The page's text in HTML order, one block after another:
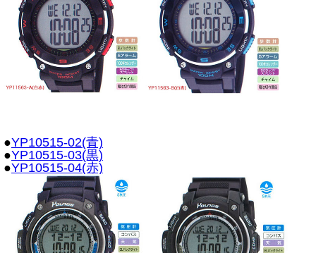
●YP10515-02(青)
●YP10515-03(黒)
●YP10515-04(赤)